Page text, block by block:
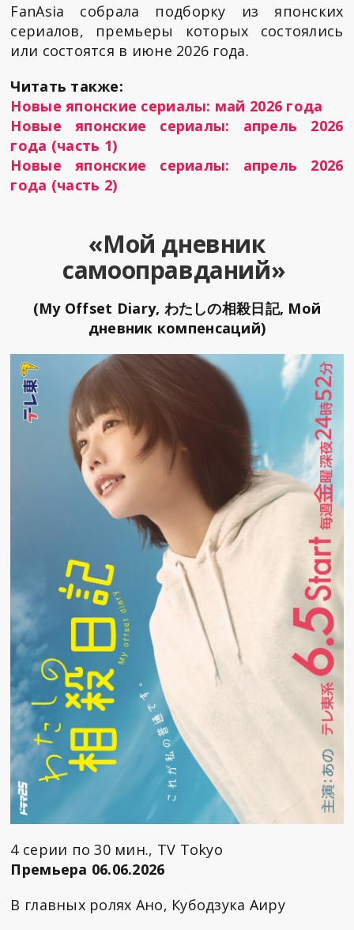
FanAsia собрала подборку из японских
сериалов, премьеры которых состоялись
или состоятся в июне 2026 года.
Читать также:
Новые японские сериалы: май 2026 года
Новые японские сериалы: апрель 2026
года (часть 1)
Новые японские сериалы: апрель 2026
года (часть 2)
«Мой дневник
самооправданий»
(My Offset Diary, わたしの相殺日記, Мой
дневник компенсаций)
4 серии по 30 мин., TV Tokyo
Премьера 06.06.2026
В главных ролях Ано, Кубодзука Аиру